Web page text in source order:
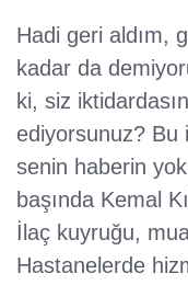
Hadi geri aldım,
kadar da
ki, siz
ediyorsunuz? Bu
senin haberin
başında Kemal
İlaç kuyruğu,
Hastanelerde